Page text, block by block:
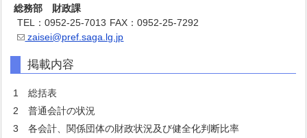
総務部 財政課
TEL：0952-25-7013 FAX：0952-25-7292
zaisei@pref.saga.lg.jp
掲載内容
1 総括表
2 普通会計の状況
3 各会計、関係団体の財政状況及び健全化判断比率